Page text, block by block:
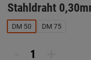
Stahldraht
DM 50 DM 75